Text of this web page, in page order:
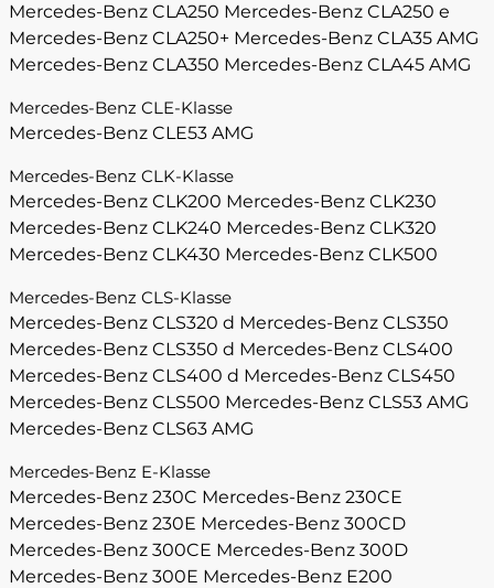
Mercedes-Benz CLA250 Mercedes-Benz CLA250 e
Mercedes-Benz CLA250+ Mercedes-Benz CLA35 AMG
Mercedes-Benz CLA350 Mercedes-Benz CLA45 AMG
Mercedes-Benz CLE-Klasse
Mercedes-Benz CLE53 AMG
Mercedes-Benz CLK-Klasse
Mercedes-Benz CLK200 Mercedes-Benz CLK230
Mercedes-Benz CLK240 Mercedes-Benz CLK320
Mercedes-Benz CLK430 Mercedes-Benz CLK500
Mercedes-Benz CLS-Klasse
Mercedes-Benz CLS320 d Mercedes-Benz CLS350
Mercedes-Benz CLS350 d Mercedes-Benz CLS400
Mercedes-Benz CLS400 d Mercedes-Benz CLS450
Mercedes-Benz CLS500 Mercedes-Benz CLS53 AMG
Mercedes-Benz CLS63 AMG
Mercedes-Benz E-Klasse
Mercedes-Benz 230C Mercedes-Benz 230CE
Mercedes-Benz 230E Mercedes-Benz 300CD
Mercedes-Benz 300CE Mercedes-Benz 300D
Mercedes-Benz 300E Mercedes-Benz E200